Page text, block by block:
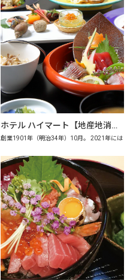
ホテル ハイマート【地産地消の店認定店】
創業1901年（明治34年）10月。 2021年には